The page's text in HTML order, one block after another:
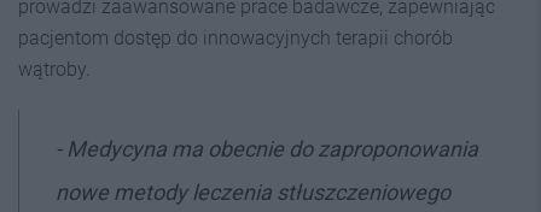
prowadzi zaawansowane prace badawcze, zapewniając
pacjentom dostęp do innowacyjnych terapii chorób
wątroby.
- Medycyna ma obecnie do zaproponowania
nowe metody leczenia stłuszczeniowego